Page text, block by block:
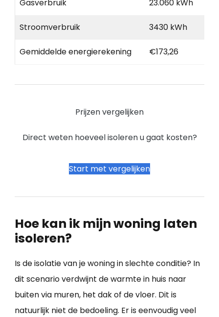
Gasverbruik 23.060 kWh
Stroomverbruik 3430 kWh
Gemiddelde energierekening €173,26
Prijzen vergelijken
Direct weten hoeveel isoleren u gaat kosten?
Start met vergelijken
Hoe kan ik mijn woning laten
isoleren?
Is de isolatie van je woning in slechte conditie? In
dit scenario verdwijnt de warmte in huis naar
buiten via muren, het dak of de vloer. Dit is
natuurlijk niet de bedoeling. Er is eenvoudig veel